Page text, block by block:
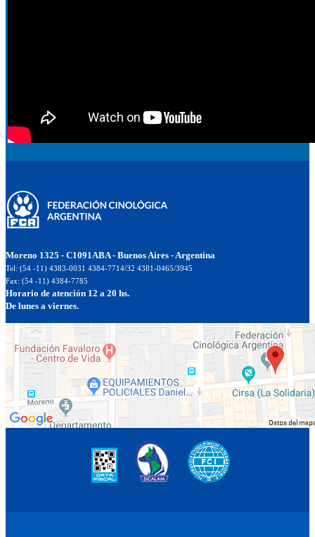
Moreno 1325 - C1091ABA - Buenos Aires - Argentina
Tel: (54 -11) 4383-0031 4384-7714/32 4381-0465/3945
Fax: (54 -11) 4384-7785
Horario de atención 12 a 20 hs.
De lunes a viernes.